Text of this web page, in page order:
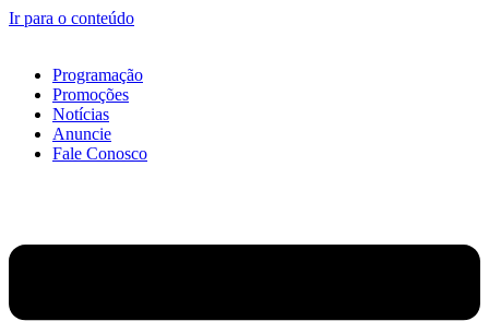
Ir para o conteúdo
Programação
Promoções
Notícias
Anuncie
Fale Conosco